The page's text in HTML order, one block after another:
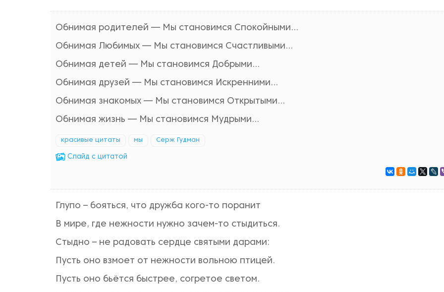
Обнимая родителей — Мы становимся Спокойными...
Обнимая Любимых — Мы становимся Счастливыми...
Обнимая детей — Мы становимся Добрыми...
Обнимая друзей — Мы становимся Искренними...
Обнимая знакомых — Мы становимся Открытыми...
Обнимая жизнь — Мы становимся Мудрыми...
красивые цитаты мы Серж Гудман
Cлайд с цитатой
Глупо – бояться, что дружба кого-то поранит
В мире, где нежности нужно зачем-то стыдиться.
Стыдно – не радовать сердце святыми дарами:
Пусть оно взмоет от нежности вольною птицей.
Пусть оно бьётся быстрее, согретое светом.